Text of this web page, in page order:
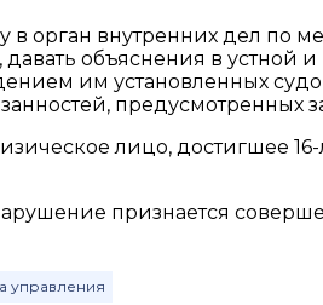
орган внутренних дел по
объяснения в устной и
им установленных
предусмотренных
лицо, достигшее 16-
признается
управления